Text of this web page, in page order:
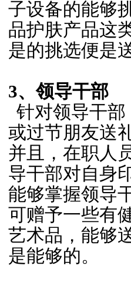
子设备的能够
品护肤产品这
是的挑选便是
3、领导干部
针对领导干
或过节朋友送
并且，在职人
导干部对自身
能够掌握领导
可赠予一些有
艺术品，能够
是能够的。